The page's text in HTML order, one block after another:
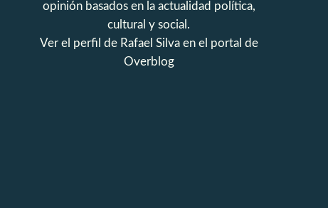
opinión basados en la actualidad política,
cultural y social.
Ver el perfil de Rafael Silvaen el portal de
Overblog